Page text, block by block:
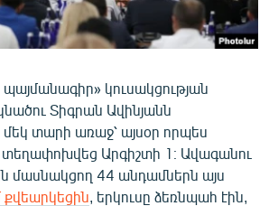
կուսակցության
Տիգրան Ավինյանն
մեկ տարի առաջ՝ այսօր որպես
Արգիշտի 1։ Ավագանու
մասնակցող 44 անդամներն այս
քվեարկեցին , երկուսը ձեռնպահ էին,